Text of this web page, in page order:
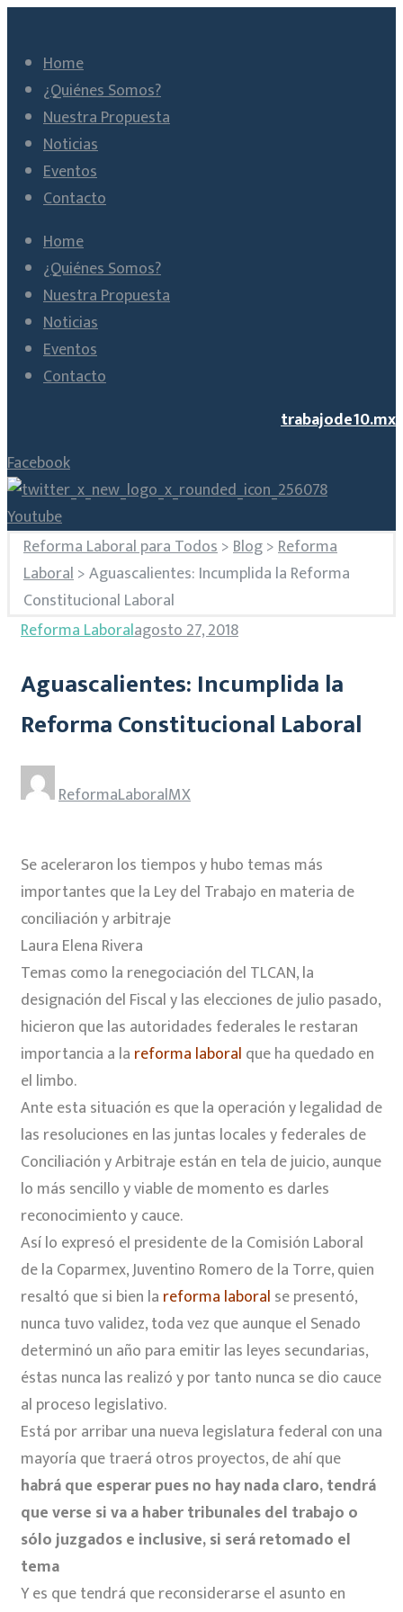
Home
¿Quiénes Somos?
Nuestra Propuesta
Noticias
Eventos
Contacto
Home
¿Quiénes Somos?
Nuestra Propuesta
Noticias
Eventos
Contacto
trabajode10.mx
Facebook
Youtube
Reforma Laboral para Todos>Blog>Reforma
Laboral>Aguascalientes: Incumplida la Reforma
Constitucional Laboral
Reforma Laboralagosto 27, 2018
Aguascalientes: Incumplida la
Reforma Constitucional Laboral
ReformaLaboralMX
Se aceleraron los tiempos y hubo temas más
importantes que la Ley del Trabajo en materia de
conciliación y arbitraje
Laura Elena Rivera
Temas como la renegociación del TLCAN, la
designación del Fiscal y las elecciones de julio pasado,
hicieron que las autoridades federales le restaran
importancia a la reforma laboral que ha quedado en
el limbo.
Ante esta situación es que la operación y legalidad de
las resoluciones en las juntas locales y federales de
Conciliación y Arbitraje están en tela de juicio, aunque
lo más sencillo y viable de momento es darles
reconocimiento y cauce.
Así lo expresó el presidente de la Comisión Laboral
de la Coparmex, Juventino Romero de la Torre, quien
resaltó que si bien la reforma laboral se presentó,
nunca tuvo validez, toda vez que aunque el Senado
determinó un año para emitir las leyes secundarias,
éstas nunca las realizó y por tanto nunca se dio cauce
al proceso legislativo.
Está por arribar una nueva legislatura federal con una
mayoría que traerá otros proyectos, de ahí que
habrá que esperar pues no hay nada claro, tendrá
que verse si va a haber tribunales del trabajo o
sólo juzgados e inclusive, si será retomado el
tema
Y es que tendrá que reconsiderarse el asunto en